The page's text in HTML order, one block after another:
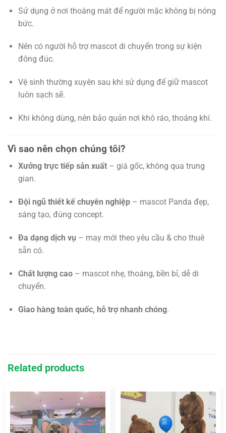
Sử dụng ở nơi thoáng mát để người mặc không bị nóng
bức.
Nên có người hỗ trợ mascot di chuyển trong sự kiện
đông đúc.
Vệ sinh thường xuyên sau khi sử dụng để giữ mascot
luôn sạch sẽ.
Khi không dùng, nên bảo quản nơi khô ráo, thoáng khí.
Vì sao nên chọn chúng tôi?
Xưởng trực tiếp sản xuất– giá gốc, không qua trung
gian.
Đội ngũ thiết kế chuyên nghiệp– mascot Panda đẹp,
sáng tạo, đúng concept.
Đa dạng dịch vụ – may mới theo yêu cầu & cho thuê
sẵn có.
Chất lượng cao– mascot nhẹ, thoáng, bền bỉ, dễ di
chuyển.
Giao hàng toàn quốc, hỗ trợ nhanh chóng.
Related products